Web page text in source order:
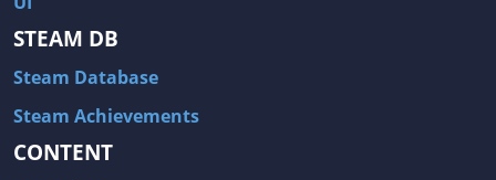
STEAM DB
Steam Database
Steam Achievements
CONTENT